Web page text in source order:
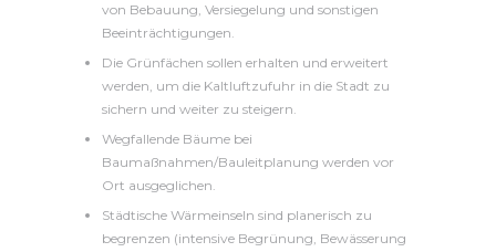
von Bebauung, Versiegelung und sonstigen
Beeinträchtigungen.
Die Grünfächen sollen erhalten und erweitert
werden, um die Kaltluftzufuhr in die Stadt zu
sichern und weiter zu steigern.
Wegfallende Bäume bei
Baumaßnahmen/Bauleitplanung werden vor
Ort ausgeglichen.
Städtische Wärmeinseln sind planerisch zu
begrenzen (intensive Begrünung, Bewässerung